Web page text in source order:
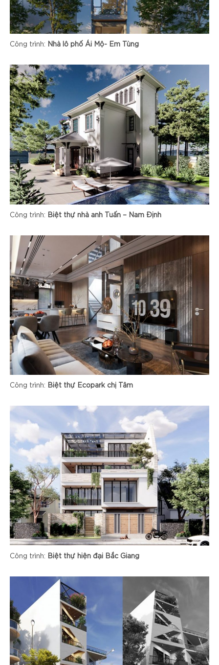
Công trình: Nhà lô phố Ái Mộ- Em Tùng
Công trình: Biệt thự nhà anh Tuấn – Nam Định
Công trình: Biệt thự Ecopark chị Tâm
Công trình: Biệt thự hiện đại Bắc Giang